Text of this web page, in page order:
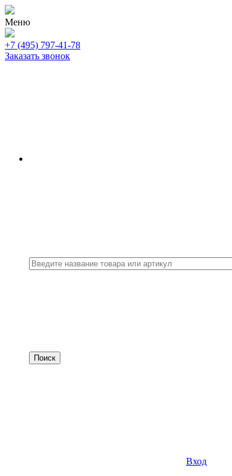
Меню
+7 (495) 797-41-78
Заказать звонок
Вход